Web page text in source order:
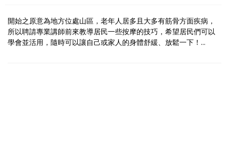
開始之原意為地方位處山區，老年人居多且大多有筋骨方面疾病，
所以聘請專業講師前來教導居民一些按摩的技巧，希望居民們可以
學會並活用，隨時可以讓自己或家人的身體舒緩、放鬆一下！...